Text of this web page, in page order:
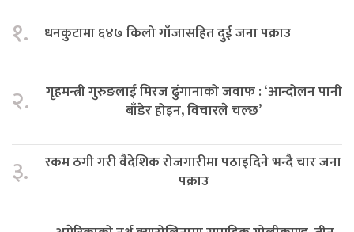
१. धनकुटामा ६४७ किलो गाँजासहित दुई जना पक्राउ
२.
गृहमन्त्री गुरुङलाई मिरज ढुंगानाको जवाफ : ‘आन्दोलन पानी
बाँडेर होइन, विचारले चल्छ’
३.
रकम ठगी गरी वैदेशिक रोजगारीमा पठाइदिने भन्दै चार जना
पक्राउ